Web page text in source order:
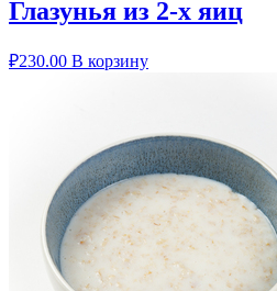
Глазунья из 2-х яиц
₽230.00 В корзину